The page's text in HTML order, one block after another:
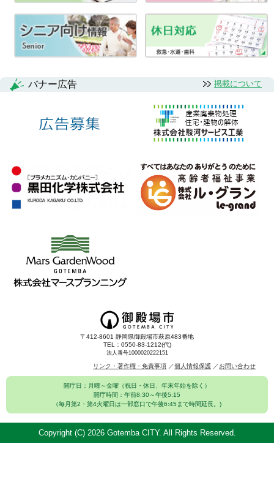
バナー広告 掲載について
〒412-8601 静岡県御殿場市萩原483番地
TEL：0550-83-1212(代)
法人番号1000020222151
リンク・著作権・免責事項 個人情報保護 お問い合わせ
開庁日：月曜～金曜（祝日・休日、年末年始を除く）
開庁時間：午前8:30～午後5:15
（毎月第2・第4火曜日は一部窓口で午後6:45まで時間延長。)
Copyright (C) 2026 Gotemba CITY. All Rights Reserved.